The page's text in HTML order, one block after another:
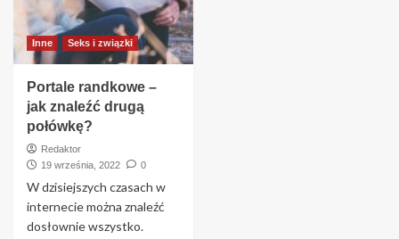
Inne Seks i związki
Portale randkowe –
jak znaleźć drugą
połówkę?
Redaktor
19 września, 2022
0
W dzisiejszych czasach w
internecie można znaleźć
dosłownie wszystko.